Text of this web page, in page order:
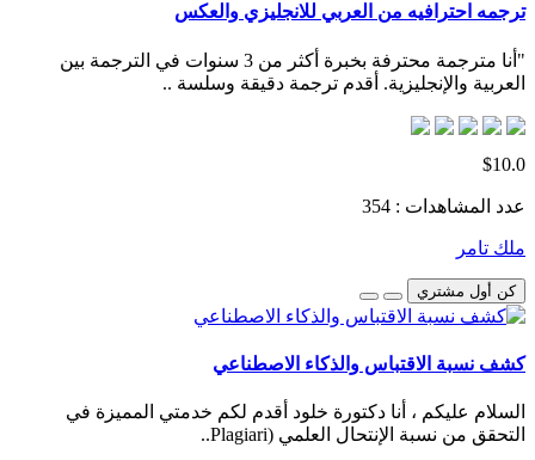
ترجمه احترافيه من العربي للانجليزي والعكس
"أنا مترجمة محترفة بخبرة أكثر من 3 سنوات في الترجمة بين
العربية والإنجليزية. أقدم ترجمة دقيقة وسلسة ..
$10.0
عدد المشاهدات : 354
ملك تامر
كن أول مشتري
كشف نسبة الاقتباس والذكاء الاصطناعي
السلام عليكم ، أنا دكتورة خلود أقدم لكم خدمتي المميزة في
التحقق من نسبة الإنتحال العلمي (Plagiari..